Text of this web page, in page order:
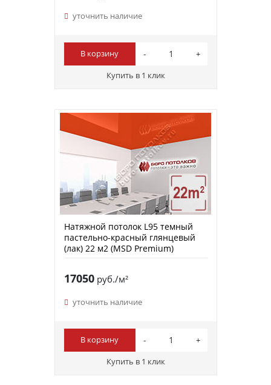
уточнить наличие
В корзину
Купить в 1 клик
Натяжной потолок L95 темный
пастельно-красный глянцевый
(лак) 22 м2 (MSD Premium)
17050руб./м²
уточнить наличие
В корзину
Купить в 1 клик